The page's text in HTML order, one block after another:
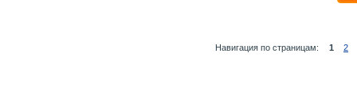
Навигация по страницам: 1 2